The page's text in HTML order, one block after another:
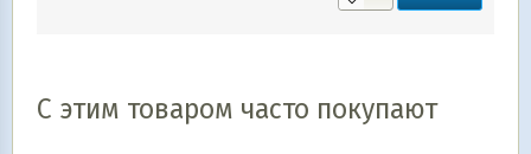
С этим товаром часто покупают